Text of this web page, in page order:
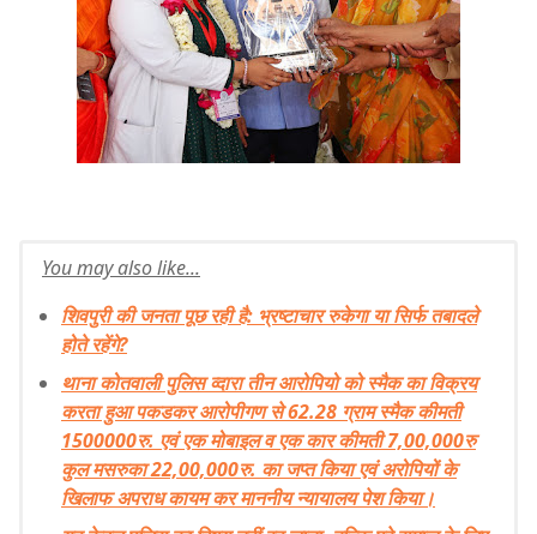
You may also like...
शिवपुरी की जनता पूछ रही है: भ्रष्टाचार रुकेगा या सिर्फ तबादले
होते रहेंगे?
थाना कोतवाली पुलिस व्दारा तीन आरोपियो को स्मैक का विक्रय
करता हुआ पकडकर आरोपीगण से 62.28 ग्राम स्मैक कीमती
1500000रु. एवं एक मोबाइल व एक कार कीमती 7,00,000रु
कुल मसरुका 22,00,000रु. का जप्त किया एवं अरोपियों के
खिलाफ अपराध कायम कर माननीय न्यायालय पेश किया।